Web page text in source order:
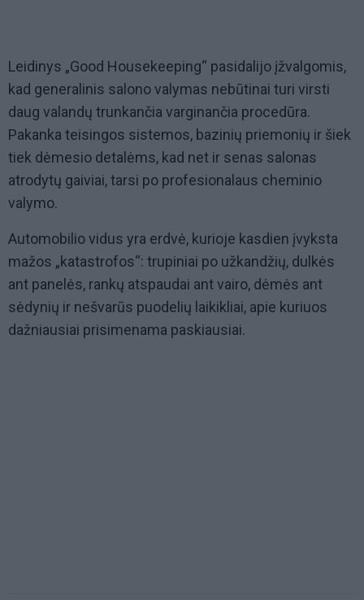
Leidinys „Good Housekeeping“ pasidalijo įžvalgomis,
kad generalinis salono valymas nebūtinai turi virsti
daug valandų trunkančia varginančia procedūra.
Pakanka teisingos sistemos, bazinių priemonių ir šiek
tiek dėmesio detalėms, kad net ir senas salonas
atrodytų gaiviai, tarsi po profesionalaus cheminio
valymo.
Automobilio vidus yra erdvė, kurioje kasdien įvyksta
mažos „katastrofos“: trupiniai po užkandžių, dulkės
ant panelės, rankų atspaudai ant vairo, dėmės ant
sėdynių ir nešvarūs puodelių laikikliai, apie kuriuos
dažniausiai prisimenama paskiausiai.